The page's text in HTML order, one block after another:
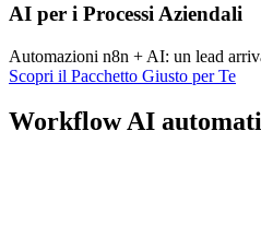
AI per i Processi Aziendali
Automazioni n8n + AI: un lead
Scopri il Pacchetto Giusto per Te
Workflow AI